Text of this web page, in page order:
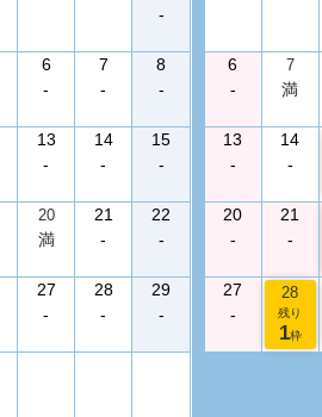
-
6
-
7
-
8
-
13
-
14
-
15
-
20
満
21
-
22
-
27
-
28
-
29
-
6
-
7
満
13
-
14
-
20
-
21
-
27
-
28
残り
1枠